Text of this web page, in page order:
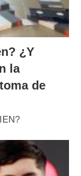
¿Y
la
de